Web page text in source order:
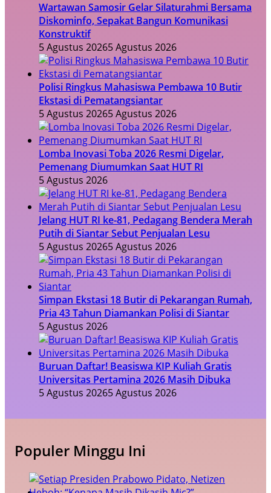
Wartawan Samosir Gelar Silaturahmi Bersama
Diskominfo, Sepakat Bangun Komunikasi
Konstruktif
5 Agustus 20265 Agustus 2026
Polisi Ringkus Mahasiswa Pembawa 10 Butir
Ekstasi di Pematangsiantar
5 Agustus 20265 Agustus 2026
Lomba Inovasi Toba 2026 Resmi Digelar,
Pemenang Diumumkan Saat HUT RI
5 Agustus 2026
Jelang HUT RI ke-81, Pedagang Bendera Merah
Putih di Siantar Sebut Penjualan Lesu
5 Agustus 20265 Agustus 2026
Simpan Ekstasi 18 Butir di Pekarangan Rumah,
Pria 43 Tahun Diamankan Polisi di Siantar
5 Agustus 2026
Buruan Daftar! Beasiswa KIP Kuliah Gratis
Universitas Pertamina 2026 Masih Dibuka
5 Agustus 20265 Agustus 2026
Populer Minggu Ini